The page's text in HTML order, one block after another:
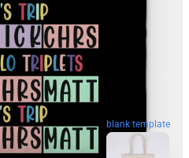
blank template